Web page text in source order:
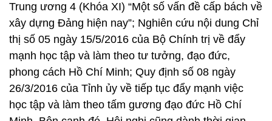
Trung ương 4 (Khóa XI) “Một số vấn đề cấp bách về
xây dựng Đảng hiện nay”; Nghiên cứu nội dung Chỉ
thị số 05 ngày 15/5/2016 của Bộ Chính trị về đẩy
mạnh học tập và làm theo tư tưởng, đạo đức,
phong cách Hồ Chí Minh; Quy định số 08 ngày
26/3/2016 của Tỉnh ủy về tiếp tục đẩy mạnh việc
học tập và làm theo tấm gương đạo đức Hồ Chí